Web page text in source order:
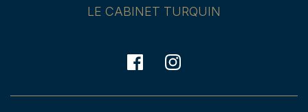
LE CABINET TURQUIN